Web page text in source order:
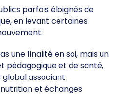
parfois éloignés de
en levant certaines
une finalité en soi, mais un
pédagogique et de santé,
associant
et échanges